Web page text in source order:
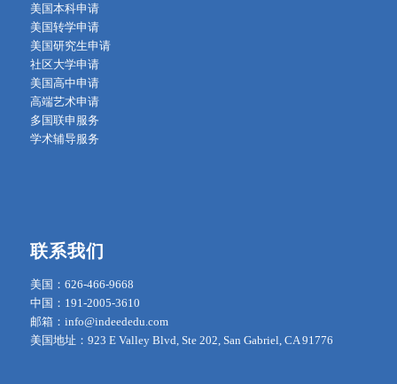
美国本科申请
美国转学申请
美国研究生申请
社区大学申请
美国高中申请
高端艺术申请
多国联申服务
学术辅导服务
联系我们
美国：626-466-9668
中国：191-2005-3610
邮箱：info@indeededu.com
美国地址：923 E Valley Blvd, Ste 202, San Gabriel, CA 91776